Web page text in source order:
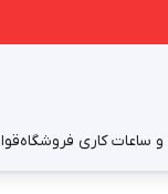
کاری فروشگاه